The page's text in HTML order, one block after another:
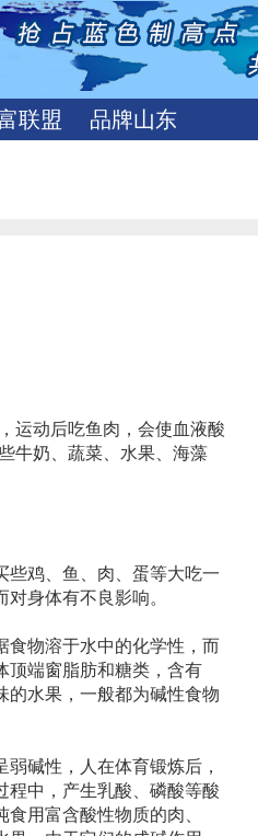
联盟 品牌山东
运动后吃鱼肉，会使血液酸
牛奶、蔬菜、水果、海藻
鸡、鱼、肉、蛋等大吃一
身体有不良影响。
食物溶于水中的化学性，而
顶端窗脂肪和糖类，含有
水果，一般都为碱性食物
碱性，人在体育锻炼后，
中，产生乳酸、磷酸等酸
用富含酸性物质的肉、